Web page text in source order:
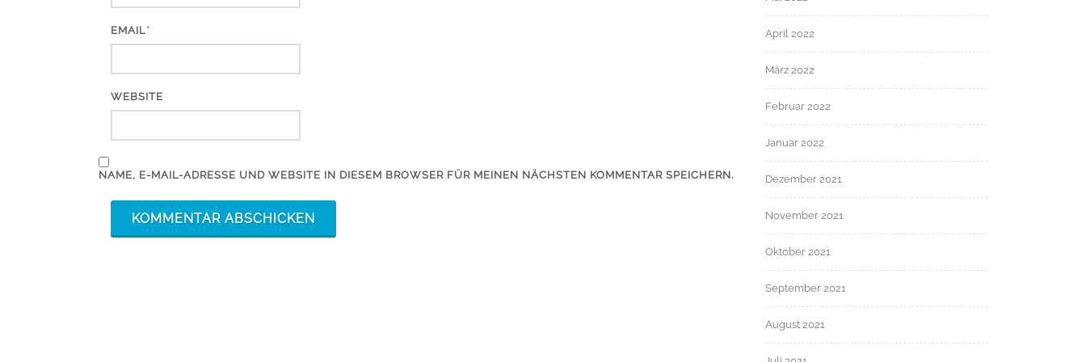
EMAIL*
WEBSITE
NAME, E-MAIL-ADRESSE UND WEBSITE IN DIESEM BROWSER FÜR MEINEN NÄCHSTEN KOMMENTAR SPEICHERN.
April 2022
März 2022
Februar 2022
Januar 2022
Dezember 2021
November 2021
Oktober 2021
September 2021
August 2021